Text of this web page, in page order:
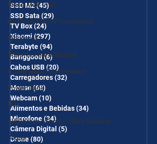
Placa Mãe Intel
Kit Placa Mãe+Processador
Monitores
Suportes para Monitor
Cooler para Processador
Power Bank
Mifa
AliExpress - Promo Novo Usuário
Jogos
SSD M2(45)45 posts
SSD Sata (29)
TV Box(24)24 posts
Xiaomi(297)
Terabyte(94)
Banggood(6) 6 posts
Cabos USB(20) 20 posts
Carregadores(32)
Mouse(68)
Webcam(10)
Alimentos e Bebidas(34)
Microfone(34)34 posts
Câmera Digital (5)
Drone(80)